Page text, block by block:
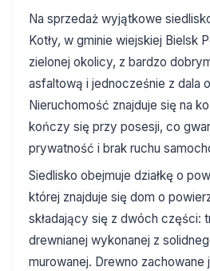
Na sprzedaż wyjątkowe
Kotły, w gminie wiejskiej Bielsk
zielonej okolicy, z bardzo
asfaltową i jednocześnie z dala
Nieruchomość znajduje się na
kończy się przy posesji, co
prywatność i brak ruchu
Siedlisko obejmuje działkę o
której znajduje się dom o
składający się z dwóch części:
drewnianej wykonanej z
murowanej. Drewno zachowane